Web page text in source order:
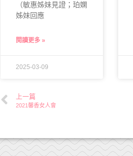
（敏惠姊妹見證；珀嫻
姊妹回應
閱讀更多 »
2025-03-09
上一篇
2021馨香女人會